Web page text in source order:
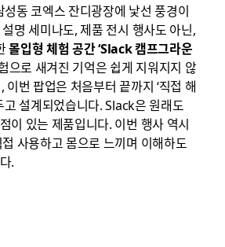
동 코엑스 잔디광장에 낯선 풍경이
명 세미나도, 제품 전시 행사도 아닌,
몰입형 체험 공간‘Slack캠프그라운
으로 새겨진 기억은 쉽게 지워지지 않
이번 팝업은 처음부터 끝까지 ‘직접 해
고 설계되었습니다. Slack은 원래도
이 있는 제품입니다. 이번 행사 역시
사용하고 몸으로 느끼며 이해하도
.